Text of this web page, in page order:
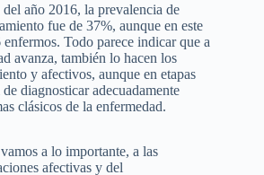
año 2016, la prevalencia de
fue de 37%, aunque en este
Todo parece indicar que a
avanza, también lo hacen los
y afectivos, aunque en etapas
diagnosticar adecuadamente
clásicos de la enfermedad.
a lo importante, a las
afectivas y del